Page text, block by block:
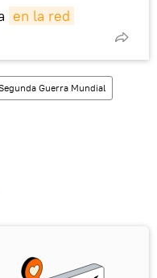
en la red
Guerra Mundial